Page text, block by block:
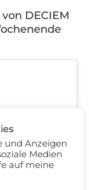
DECIEM
und Anzeigen
Medien
auf meine